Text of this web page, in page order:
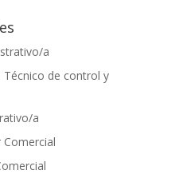
a
Técnico de control y
a
Comercial